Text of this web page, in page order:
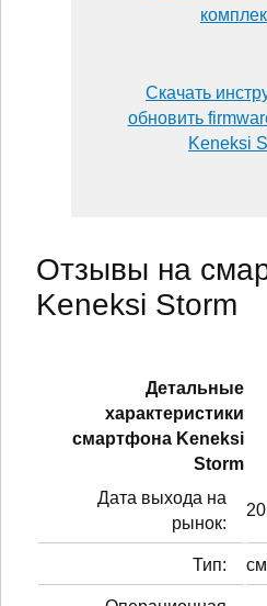
Скачать
обновить
Keneksi
Отзывы на
Keneksi Storm
Детальные
характеристики
смартфонa Keneksi
Storm
Дата выхода на
рынок:
Тип: